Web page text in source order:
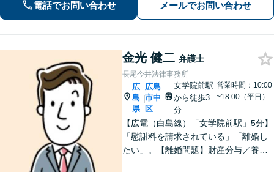
【広島電鉄舟入町駅・土橋駅徒歩5分】
電話でお問い合わせ メールでお問い合わせ
金光 健二 弁護士
長尾今井法律事務所
広
島
県
|
広島
市中
区
女学院前駅
から徒歩3
分
営業時間：10:00
~18:00（平日）
【広電（白島線）「女学院前駅」5分】
「慰謝料を請求されている」「離婚し
たい」。【離婚問題】財産分与／養育